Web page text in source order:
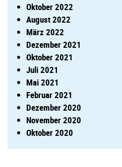
Oktober 2022
August 2022
März 2022
Dezember 2021
Oktober 2021
Juli 2021
Mai 2021
Februar 2021
Dezember 2020
November 2020
Oktober 2020